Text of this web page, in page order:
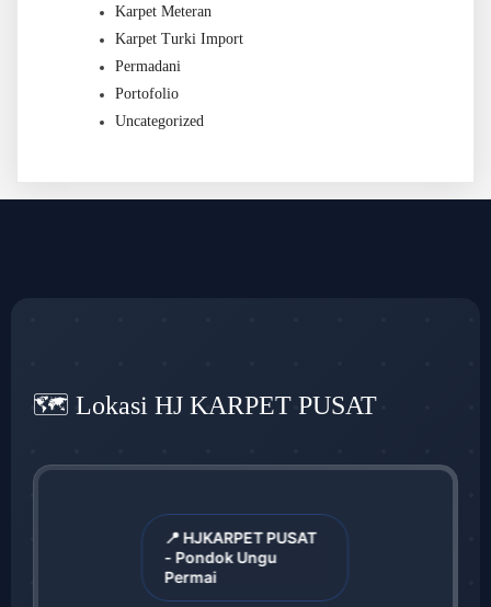
Karpet Meteran
Karpet Turki Import
Permadani
Portofolio
Uncategorized
🗺️ Lokasi HJ KARPET PUSAT
📍 HJKARPET PUSAT
- Pondok Ungu
Permai